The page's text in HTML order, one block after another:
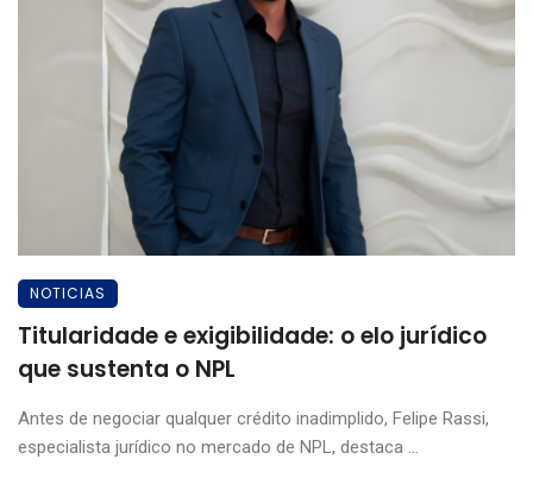
NOTICIAS
Titularidade e exigibilidade: o elo jurídico
que sustenta o NPL
Antes de negociar qualquer crédito inadimplido, Felipe Rassi,
especialista jurídico no mercado de NPL, destaca ...